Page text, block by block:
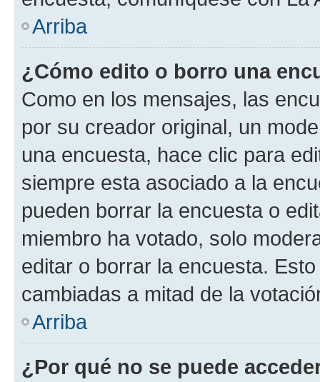
Arriba
¿Cómo edito o borro una
Como en los mensajes, las
por su creador original, un
una encuesta, hace clic para
siempre esta asociado a la
pueden borrar la encuesta o
miembro ha votado, solo
editar o borrar la encuesta.
cambiadas a mitad de la
Arriba
¿Por qué no se puede